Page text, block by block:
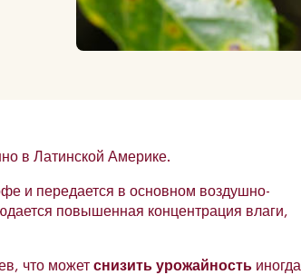
в Латинской Америке.
и передается в основном воздушно-
повышенная концентрация влаги,
что может снизить урожайность иногда